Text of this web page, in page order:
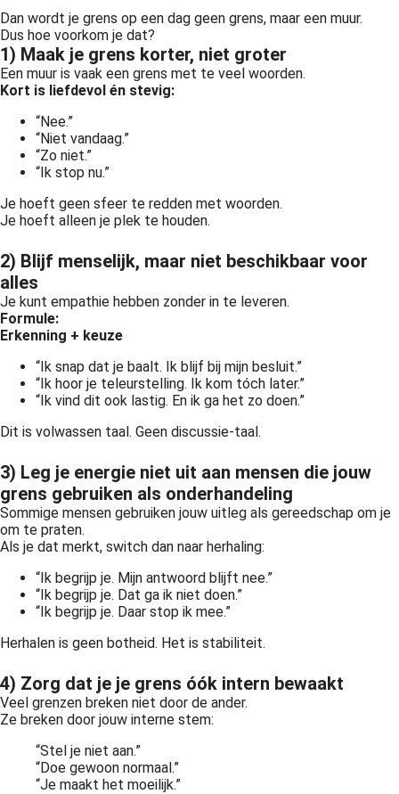
Dan wordt je grens op een dag geen grens, maar een muur.
Dus hoe voorkom je dat?
1) Maak je grens korter, niet groter
Een muur is vaak een grens met te veel woorden.
Kort is liefdevol én stevig:
“Nee.”
“Niet vandaag.”
“Zo niet.”
“Ik stop nu.”
Je hoeft geen sfeer te redden met woorden.
Je hoeft alleen je plek te houden.
2) Blijf menselijk, maar niet beschikbaar voor
alles
Je kunt empathie hebben zonder in te leveren.
Formule:
Erkenning + keuze
“Ik snap dat je baalt. Ik blijf bij mijn besluit.”
“Ik hoor je teleurstelling. Ik kom tóch later.”
“Ik vind dit ook lastig. En ik ga het zo doen.”
Dit is volwassen taal. Geen discussie-taal.
3) Leg je energie niet uit aan mensen die jouw
grens gebruiken als onderhandeling
Sommige mensen gebruiken jouw uitleg als gereedschap om je
om te praten.
Als je dat merkt, switch dan naar herhaling:
“Ik begrijp je. Mijn antwoord blijft nee.”
“Ik begrijp je. Dat ga ik niet doen.”
“Ik begrijp je. Daar stop ik mee.”
Herhalen is geen botheid. Het is stabiliteit.
4) Zorg dat je je grens óók intern bewaakt
Veel grenzen breken niet door de ander.
Ze breken door jouw interne stem:
“Stel je niet aan.”
“Doe gewoon normaal.”
“Je maakt het moeilijk.”